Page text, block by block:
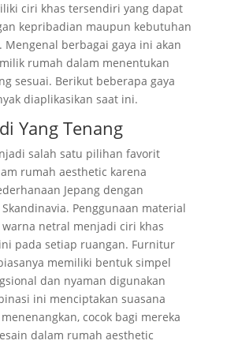
ciri khas tersendiri yang dapat
kepribadian maupun kebutuhan
berbagai gaya ini akan
rumah dalam menentukan
sesuai. Berikut beberapa gaya
diaplikasikan saat ini.
Yang Tenang
salah satu pilihan favorit
rumah aesthetic karena
Jepang dengan
Penggunaan material
netral menjadi ciri khas
pada setiap ruangan. Furnitur
memiliki bentuk simpel
dan nyaman digunakan
ini menciptakan suasana
cocok bagi mereka
dalam rumah aesthetic